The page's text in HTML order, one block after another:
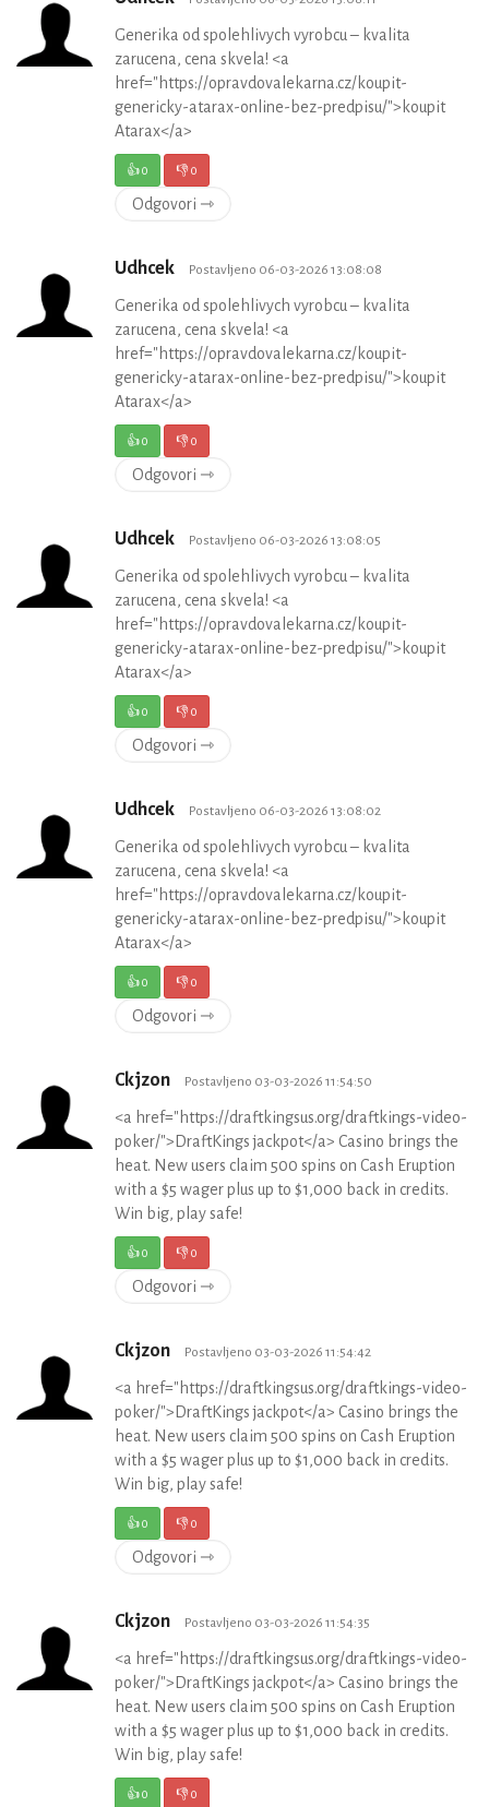
Generika od spolehlivych vyrobcu – kvalita
zarucena, cena skvela! <a
href="https://opravdovalekarna.cz/koupit-
genericky-atarax-online-bez-predpisu/">koupit
Atarax</a>
👍0 👎0
Odgovori ⇾
Udhcek Postavljeno 06-03-2026 13:08:08
Generika od spolehlivych vyrobcu – kvalita
zarucena, cena skvela! <a
href="https://opravdovalekarna.cz/koupit-
genericky-atarax-online-bez-predpisu/">koupit
Atarax</a>
👍0 👎0
Odgovori ⇾
Udhcek Postavljeno 06-03-2026 13:08:05
Generika od spolehlivych vyrobcu – kvalita
zarucena, cena skvela! <a
href="https://opravdovalekarna.cz/koupit-
genericky-atarax-online-bez-predpisu/">koupit
Atarax</a>
👍0 👎0
Odgovori ⇾
Udhcek Postavljeno 06-03-2026 13:08:02
Generika od spolehlivych vyrobcu – kvalita
zarucena, cena skvela! <a
href="https://opravdovalekarna.cz/koupit-
genericky-atarax-online-bez-predpisu/">koupit
Atarax</a>
👍0 👎0
Odgovori ⇾
Ckjzon Postavljeno 03-03-2026 11:54:50
<a href="https://draftkingsus.org/draftkings-video-
poker/">DraftKings jackpot</a> Casino brings the
heat. New users claim 500 spins on Cash Eruption
with a $5 wager plus up to $1,000 back in credits.
Win big, play safe!
👍0 👎0
Odgovori ⇾
Ckjzon Postavljeno 03-03-2026 11:54:42
<a href="https://draftkingsus.org/draftkings-video-
poker/">DraftKings jackpot</a> Casino brings the
heat. New users claim 500 spins on Cash Eruption
with a $5 wager plus up to $1,000 back in credits.
Win big, play safe!
👍0 👎0
Odgovori ⇾
Ckjzon Postavljeno 03-03-2026 11:54:35
<a href="https://draftkingsus.org/draftkings-video-
poker/">DraftKings jackpot</a> Casino brings the
heat. New users claim 500 spins on Cash Eruption
with a $5 wager plus up to $1,000 back in credits.
Win big, play safe!
👍0 👎0